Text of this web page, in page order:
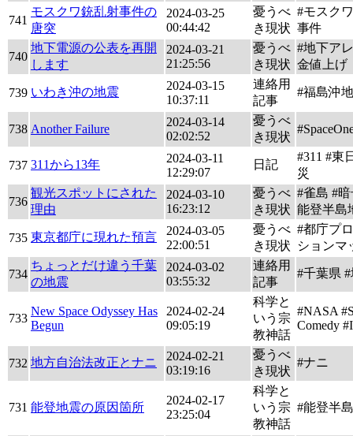
741
モスクワ銃乱射事件の
唐突
2024-03-25
00:44:42
憂うべ
き現状
#モスク
事件
740
地下電源の公表を再開
します
2024-03-21
21:25:56
憂うべ
き現状
#地下ア
金値上げ
739 いわき沖の地震
2024-03-15
10:37:11
連絡用
記事
#福島沖
738 Another Failure
2024-03-14
02:02:52
憂うべ
き現状
737 311から13年
2024-03-11
12:29:07
日記
#311 #東
災
736
観光スポットにされた
理由
2024-03-10
16:23:12
憂うべ
き現状
#雀島 #
能登半島
735 東京都庁に現れた預言
2024-03-05
22:00:51
憂うべ
き現状
#都庁プ
ションマ
734
ちょっとだけ違う千葉
の地震
2024-03-02
03:55:32
連絡用
記事
#千葉県
733
New Space Odyssey Has
Begun
2024-02-24
09:05:19
科学と
いう宗
教神話
#NASA
Comedy
732 地方自治法改正とナニ
2024-02-21
03:19:16
憂うべ
き現状
#ナニ
731 能登地震の原因箇所
2024-02-17
23:25:04
科学と
いう宗
教神話
#能登半